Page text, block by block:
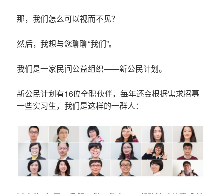
那，我们怎么可以视而不见？
然后，我想与您聊聊“我们”。
我们是一家民间公益组织——新公民计划。
新公民计划有16位全职伙伴，每年还会根据需求招募
一些实习生，我们是这样的一群人：